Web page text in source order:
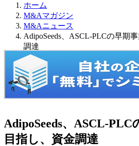
ホーム
M&Aマガジン
M&Aニュース
AdipoSeeds、ASCL-PLCの早期
調達
AdipoSeeds、ASCL-PLC
目指し、資金調達